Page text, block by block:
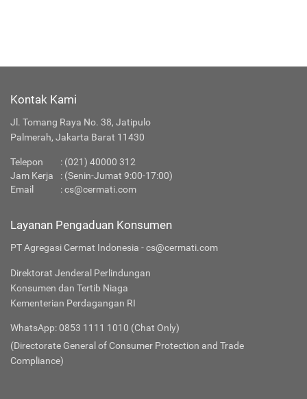
Kontak Kami
Jl. Tomang Raya No. 38, Jatipulo
Palmerah, Jakarta Barat 11430
Telepon : (021) 40000 312
Jam Kerja
: (Senin-Jumat 9:00-17:00)
Email
:cs@cermati.com
Layanan Pengaduan Konsumen
PT Agregasi Cermat Indonesia - cs@cermati.com
Direktorat Jenderal Perlindungan
Konsumen dan Tertib Niaga
Kementerian Perdagangan RI
WhatsApp: 0853 1111 1010 (Chat Only)
(Directorate General of Consumer Protection and Trade
Compliance)